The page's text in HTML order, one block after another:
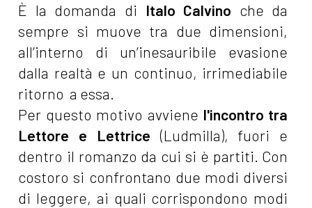
È la domanda di Italo Calvino che da
sempre si muove tra due dimensioni,
all’interno di un’inesauribile evasione
dalla realtà e un continuo, irrimediabile
ritorno a essa.
Per questo motivo avviene l'incontro tra
Lettore e Lettrice (Ludmilla), fuori e
dentro il romanzo da cui si è partiti. Con
costoro si confrontano due modi diversi
di leggere, ai quali corrispondono modi